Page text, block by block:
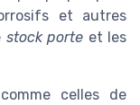
et autres
stock porte et les
celles de